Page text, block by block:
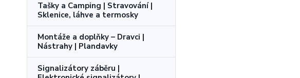
Tašky a Camping | Stravování |
Sklenice, láhve a termosky
Montáže a doplňky – Dravci |
Nástrahy | Plandavky
Signalizátory záběru |